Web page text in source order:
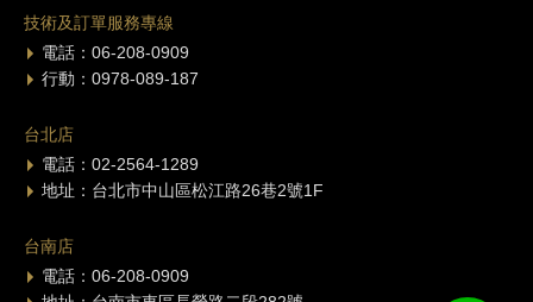
技術及訂單服務專線
電話：06-208-0909
行動：0978-089-187
台北店
電話：02-2564-1289
地址：台北市中山區松江路26巷2號1F
台南店
電話：06-208-0909